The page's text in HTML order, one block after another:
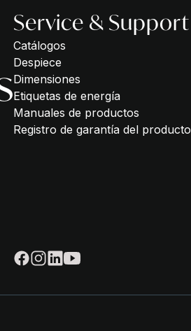
Service & Support
Catálogos
Despiece
Dimensiones
Etiquetas de energía
Manuales de productos
Registro de garantía del producto